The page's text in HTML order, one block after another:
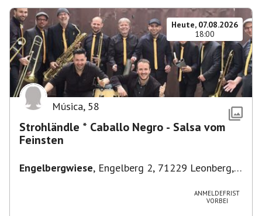
Heute, 07.08.2026
18:00
Música, 58
Strohländle * Caballo Negro - Salsa vom
Feinsten
Engelbergwiese, Engelberg 2, 71229 Leonberg,
ANMELDEFRIST
VORBEI